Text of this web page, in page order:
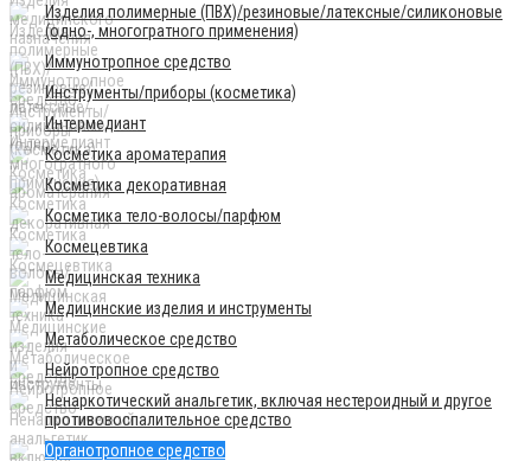
Изделия полимерные (ПВХ)/резиновые/латексные/силиконовые
(одно-, многогратного применения)
Иммунотропное средство
Инструменты/приборы (косметика)
Интермедиант
Косметика ароматерапия
Косметика декоративная
Косметика тело-волосы/парфюм
Космецевтика
Медицинская техника
Медицинские изделия и инструменты
Метаболическое средство
Нейротропное средство
Ненаркотический анальгетик, включая нестероидный и другое
противовоспалительное средство
Органотропное средство